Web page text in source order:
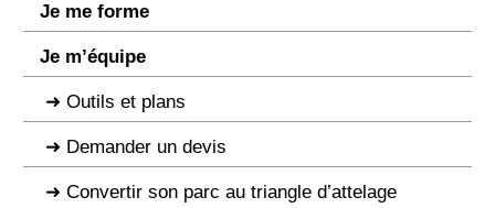
Je me forme
Je m’équipe
Outils et plans
Demander un devis
Convertir son parc au triangle d’attelage